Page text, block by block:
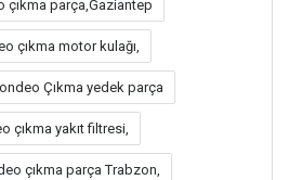
çıkma parça,Gaziantep
çıkma motor kulağı,
Çıkma yedek parça
çıkma yakıt filtresi,
çıkma parça Trabzon,